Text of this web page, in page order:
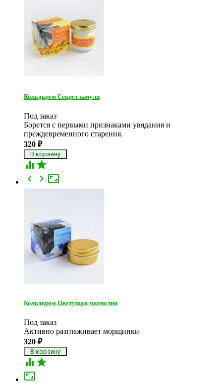
Кольдкрем Секрет пачули
Под заказ
Борется с первыми признаками увядания и
преждевременного старения​.
320 ₽
 

 
Кольдкрем Цветущая магнолия
Под заказ
Активно разглаживает морщинки
320 ₽
 
